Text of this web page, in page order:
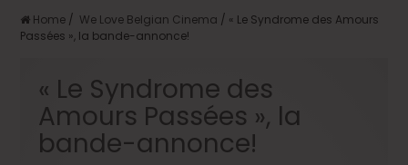
Home / We Love Belgian Cinema / « Le Syndrome des Amours
Passées », la bande-annonce!
« Le Syndrome des
Amours Passées », la
bande-annonce!